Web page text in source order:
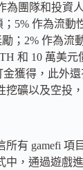
為團隊和投資
5% 作為流動
；2% 作為流
和 10 萬美元
獲得，此外
挖礦以及空投
有 gamefi 項
中，通過遊戲